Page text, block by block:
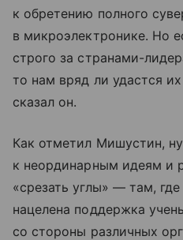
к обретению полного
в микроэлектронике. Но
строго за странами-
то нам вряд ли удастся
сказал он.
Как отметил Мишустин,
к неординарным идеям и
«срезать углы» — там,
нацелена поддержка
со стороны различных